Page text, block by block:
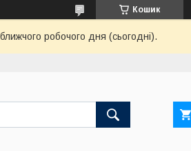
Кошик
робочого дня (сьогодні).